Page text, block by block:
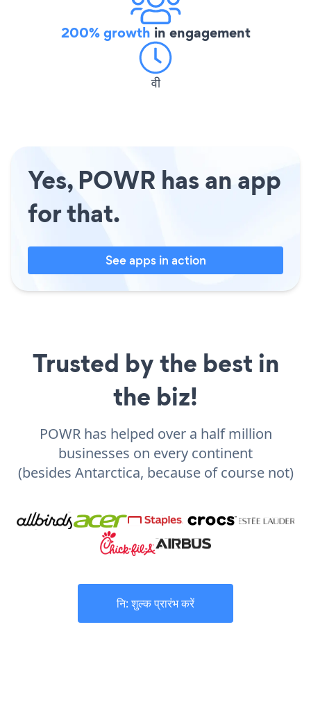
200% growth in engagement
वी
Yes, POWR has an app
for that.
See apps in action
Trusted by the best in
the biz!
POWR has helped over a half million
businesses on every continent
(besides Antarctica, because of course not)
नि: शुल्क प्रारंभ करें